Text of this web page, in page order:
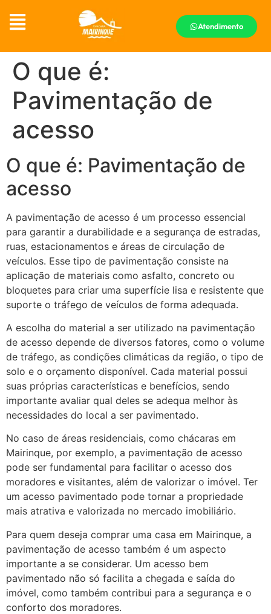
Atendimento
O que é:
Pavimentação de
acesso
O que é: Pavimentação de
acesso
A pavimentação de acesso é um processo essencial
para garantir a durabilidade e a segurança de estradas,
ruas, estacionamentos e áreas de circulação de
veículos. Esse tipo de pavimentação consiste na
aplicação de materiais como asfalto, concreto ou
bloquetes para criar uma superfície lisa e resistente que
suporte o tráfego de veículos de forma adequada.
A escolha do material a ser utilizado na pavimentação
de acesso depende de diversos fatores, como o volume
de tráfego, as condições climáticas da região, o tipo de
solo e o orçamento disponível. Cada material possui
suas próprias características e benefícios, sendo
importante avaliar qual deles se adequa melhor às
necessidades do local a ser pavimentado.
No caso de áreas residenciais, como chácaras em
Mairinque, por exemplo, a pavimentação de acesso
pode ser fundamental para facilitar o acesso dos
moradores e visitantes, além de valorizar o imóvel. Ter
um acesso pavimentado pode tornar a propriedade
mais atrativa e valorizada no mercado imobiliário.
Para quem deseja comprar uma casa em Mairinque, a
pavimentação de acesso também é um aspecto
importante a se considerar. Um acesso bem
pavimentado não só facilita a chegada e saída do
imóvel, como também contribui para a segurança e o
conforto dos moradores.